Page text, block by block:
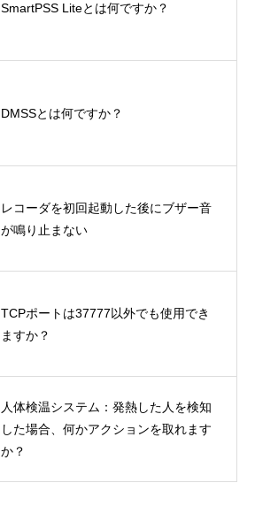
SmartPSS Liteとは何ですか？
DMSSとは何ですか？
レコーダを初回起動した後にブザー音
が鳴り止まない
TCPポートは37777以外でも使用でき
ますか？
人体検温システム：発熱した人を検知
した場合、何かアクションを取れます
か？